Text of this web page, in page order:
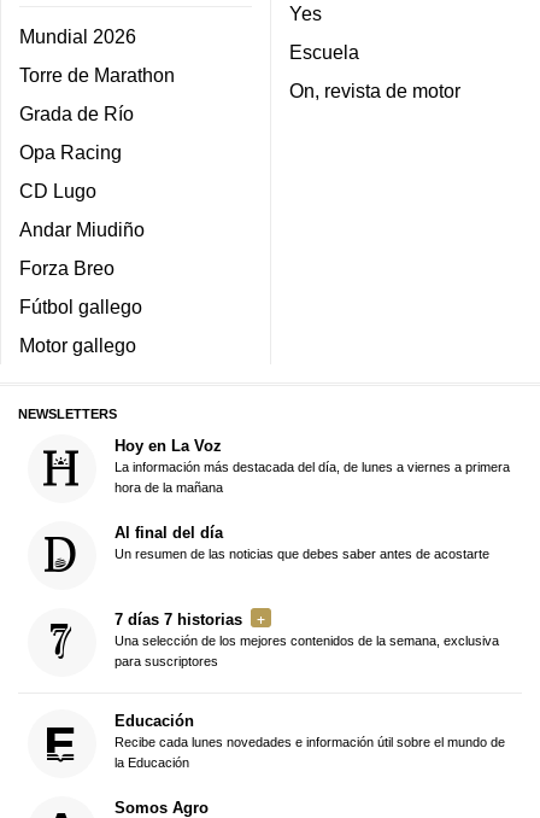
Mundial 2026
Torre de Marathon
Grada de Río
Opa Racing
CD Lugo
Andar Miudiño
Forza Breo
Fútbol gallego
Motor gallego
Yes
Escuela
On, revista de motor
NEWSLETTERS
Hoy en La Voz
La información más destacada del día, de lunes a viernes a primera
hora de la mañana
Al final del día
Un resumen de las noticias que debes saber antes de acostarte
7 días 7 historias
Una selección de los mejores contenidos de la semana, exclusiva
para suscriptores
Educación
Recibe cada lunes novedades e información útil sobre el mundo de
la Educación
Somos Agro